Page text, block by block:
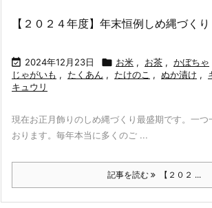
【２０２４年度】年末恒例しめ縄づくり
 2024年12月23日  お米 , お茶 , かぼちゃ
じゃがいも , たくあん , たけのこ , ぬか漬け ,
キュウリ
現在お正月飾りのしめ縄づくり最盛期です。一つ
おります。毎年本当に多くのご ...
記事を読む 【２０２ ...